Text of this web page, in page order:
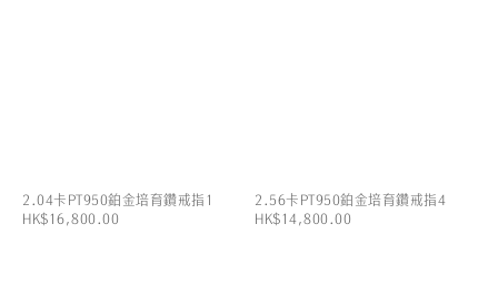
2.04卡PT950鉑金培育鑽戒指1
HK$16,800.00
2.56卡PT950鉑金培育鑽戒指4
HK$14,800.00